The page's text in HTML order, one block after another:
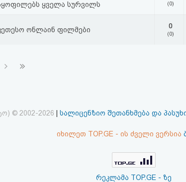
ყველა სურვილს
(0)
ონლაინ ფილმები 0
(0)
© 2002-2026 სალიცენზიო შეთანხმება და
იხილეთ TOP.GE - ის ძველი ვერსია
რეკლამა TOP.GE - ზე